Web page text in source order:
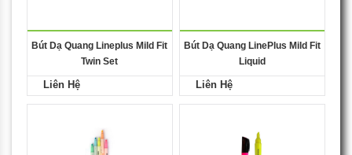
Bút Dạ Quang Lineplus Mild Fit
Twin Set
Liên Hệ
Bút Dạ Quang LinePlus Mild Fit
Liquid
Liên Hệ